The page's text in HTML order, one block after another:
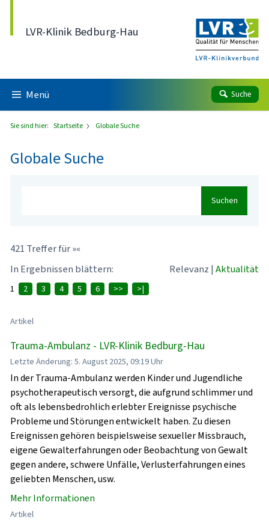
LVR-Klinik Bedburg-Hau
Menü Suche
Sie sind hier: Startseite Globale Suche
Globale Suche
Suchen
421 Treffer für »«
In Ergebnissen blättern:
Relevanz | Aktualität
1 2 3 4 5 6 >> >|
Artikel
Trauma-Ambulanz - LVR-Klinik Bedburg-Hau
Letzte Änderung: 5. August 2025, 09:19 Uhr
In der Trauma-Ambulanz werden Kinder und Jugendliche
psychotherapeutisch versorgt, die aufgrund schlimmer und
oft als lebensbedrohlich erlebter Ereignisse psychische
Probleme und Störungen entwickelt haben. Zu diesen
Ereignissen gehören beispielsweise sexueller Missbrauch,
eigene Gewalterfahrungen oder Beobachtung von Gewalt
gegen andere, schwere Unfälle, Verlusterfahrungen eines
geliebten Menschen, usw.
Mehr Informationen
Artikel